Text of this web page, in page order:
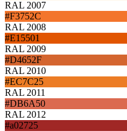
RAL 2007
#F3752C
RAL 2008
#E15501
RAL 2009
#D4652F
RAL 2010
#EC7C25
RAL 2011
#DB6A50
RAL 2012
#a02725